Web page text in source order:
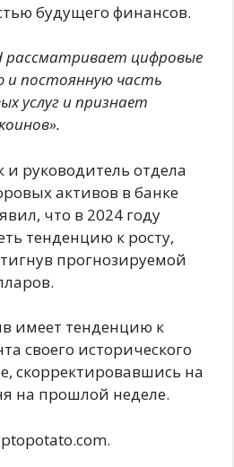
будущего финансов.
рассматривает цифровые
и постоянную часть
услуг и признает
и руководитель отдела
активов в банке
что в 2024 году
тенденцию к росту,
прогнозируемой
имеет тенденцию к
своего исторического
скорректировавшись на
на прошлой неделе.